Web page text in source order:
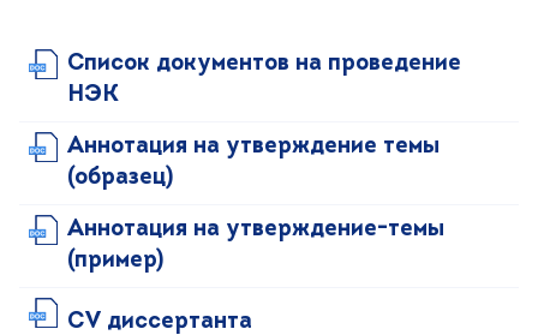
Список документов на проведение
НЭК
Аннотация на утверждение темы
(образец)
Аннотация на утверждение-темы
(пример)
CV диссертанта